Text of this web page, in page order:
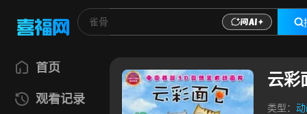
首页
观看记录
云彩
类型：